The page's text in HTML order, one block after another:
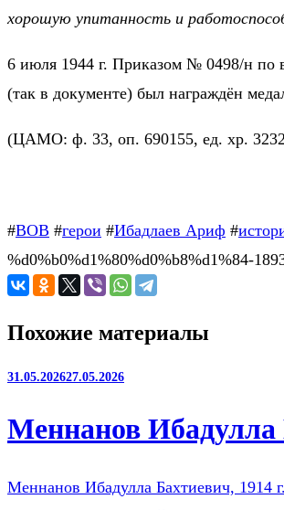
хорошую упитанность и
6 июля 1944 г. Приказом № 0498/н по
(так в документе) был награждён
(ЦАМО: ф. 33, оп. 690155, ед. хр.
#ВОВ #герои #Ибадлаев Ариф #
%d0%b0%d1%80%d0%b8%d1%84-
Похожие материалы
31.05.202627.05.2026
Меннанов
Меннанов Ибадулла Бахтиевич, 1914